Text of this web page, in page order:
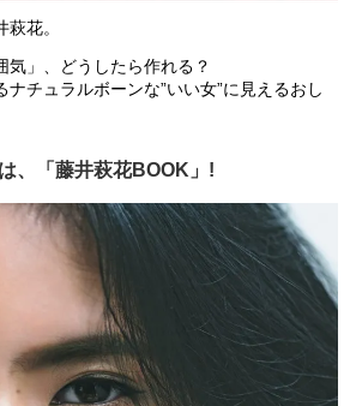
花。
気」、どうしたら作れる？
チュラルボーンな”いい女”に見えるおし
、「藤井萩花BOOK」!